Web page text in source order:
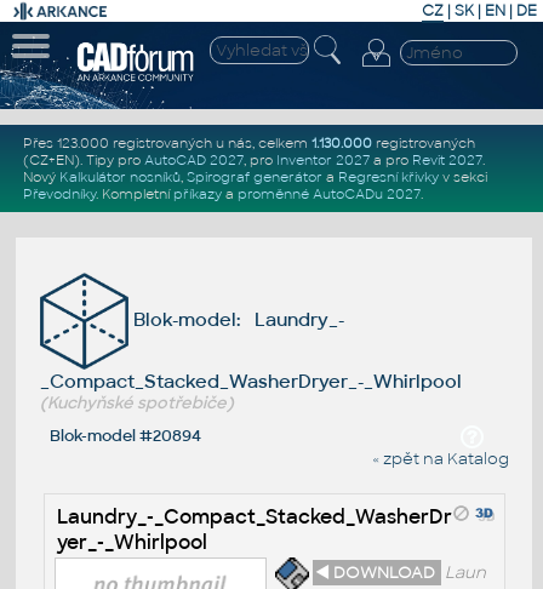
CZ | SK| EN | DE
Přes 123.000 registrovaných u nás, celkem 1.130.000registrovaných
(CZ+EN). Tipy pro AutoCAD 2027, pro Inventor 2027a pro Revit 2027.
Nový Kalkulátor nosníků, Spirograf generátor a Regresní křivkyv sekci
Převodníky. Kompletní příkazya proměnné AutoCADu 2027.
Blok-model: Laundry_-
_Compact_Stacked_WasherDryer_-_Whirlpool
(Kuchyňské spotřebiče)
Blok-model #20894
« zpět na Katalog
Laundry_-_Compact_Stacked_WasherDr
yer_-_Whirlpool
◄ DOWNLOAD Laun